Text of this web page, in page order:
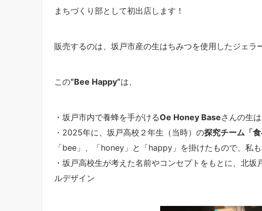
まちづくり部として初出店します！
販売するのは、坂戸市産の生はちみつを使用したジェラ
この“Bee Happy”は、
・坂戸市内で養蜂を手がけるOe Honey Baseさんの生
・2025年に、坂戸高校２年生（当時）の探究チーム「食
「bee」、「honey」と「happy」を掛けたもので、私も
・坂戸高校生が考えた名前やコンセプトをもとに、北坂
ルデザイン